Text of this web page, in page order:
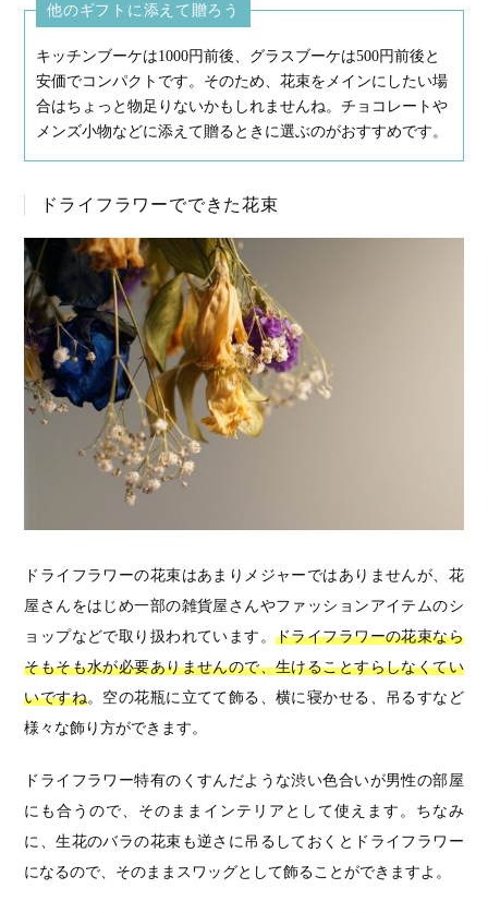
他のギフトに添えて贈ろう
キッチンブーケは1000円前後、グラスブーケは500円前後と
安価でコンパクトです。そのため、花束をメインにしたい場
合はちょっと物足りないかもしれませんね。チョコレートや
メンズ小物などに添えて贈るときに選ぶのがおすすめです。
ドライフラワーでできた花束
ドライフラワーの花束はあまりメジャーではありませんが、花
屋さんをはじめ一部の雑貨屋さんやファッションアイテムのシ
ョップなどで取り扱われています。ドライフラワーの花束なら
そもそも水が必要ありませんので、生けることすらしなくてい
いですね。空の花瓶に立てて飾る、横に寝かせる、吊るすなど
様々な飾り方ができます。
ドライフラワー特有のくすんだような渋い色合いが男性の部屋
にも合うので、そのままインテリアとして使えます。ちなみ
に、生花のバラの花束も逆さに吊るしておくとドライフラワー
になるので、そのままスワッグとして飾ることができますよ。